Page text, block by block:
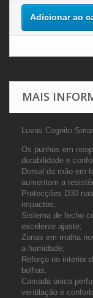
Adicionar ao
MAIS
Luvas Cognito
Os punhos em
durabilidade e
Dorsal da mão em
aumentam a
Protecções D30
impactos;
Sistema de fecho
excelente ajuste;
Zonas em malha
a humidade;
Reforço no interior
bolhas;
Camada única
ventilação e